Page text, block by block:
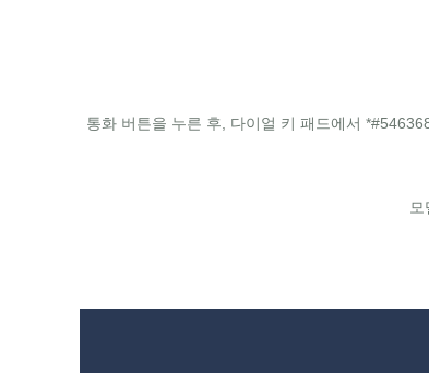
통화 버튼을 누른 후, 다이얼 키 패드에서